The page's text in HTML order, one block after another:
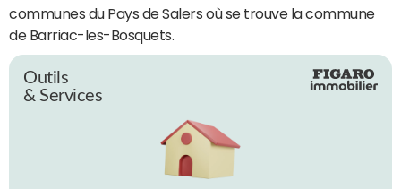
communes du Pays de Salers où se trouve la commune
de Barriac-les-Bosquets.
Outils
& Services